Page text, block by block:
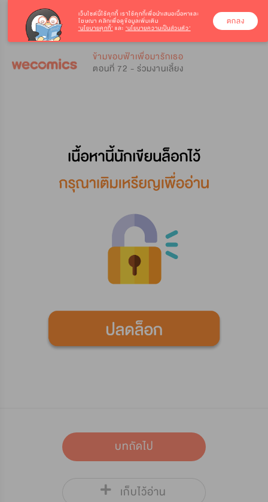
ข้ามขอบฟ้าเพื่อมารักเธอ
ตอนที่ 72 - ร่วมงานเลี้ยง
บทถัดไป
เก็บไว้อ่าน
0
เว็บไซต์นี้ใช้คุกกี้ เราใช้คุกกี้เพื่อนำเสนอเนื้อหาและ
โฆษณา คลิกเพื่อดูข้อมูลเพิ่มเติม
‘นโยบายคุกกี้’ และ ‘นโยบายความเป็นส่วนตัว’
ตกลง